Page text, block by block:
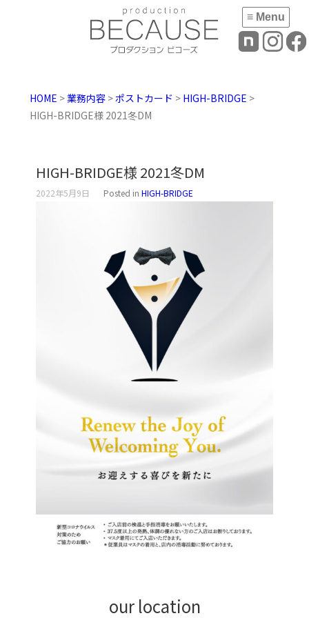
≡ Menu
HOME >業務内容 >ポストカード > HIGH-BRIDGE >
HIGH-BRIDGE様 2021冬DM
HIGH-BRIDGE様 2021冬DM
2022年5月9日 Posted in HIGH-BRIDGE
our location